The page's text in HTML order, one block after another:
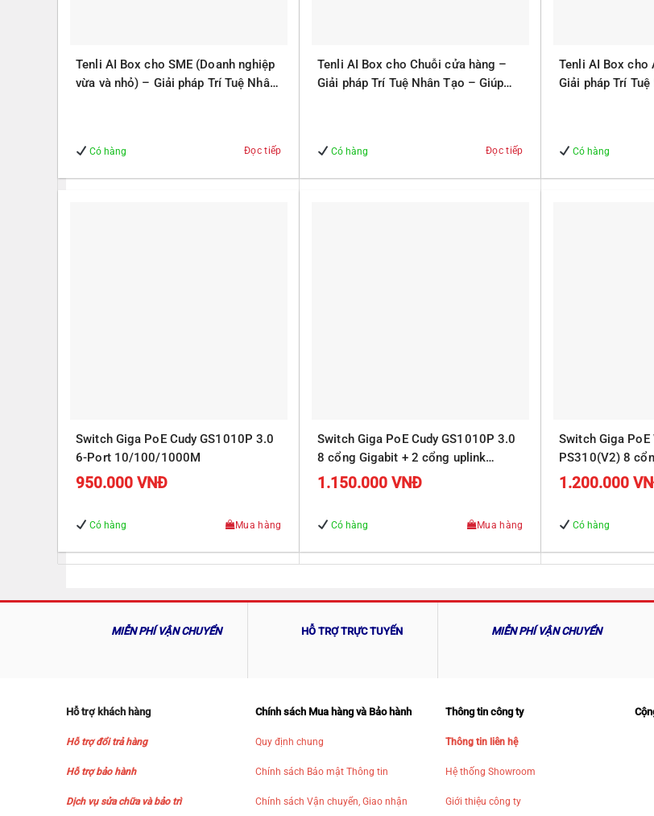
Tenli AI Box cho SME (Doanh nghiệp
vừa và nhỏ) – Giải pháp Trí Tuệ Nhân
Có hàng Đọc tiếp
Tenli AI Box cho Chuỗi cửa hàng –
Giải pháp Trí Tuệ Nhân Tạo – Giúp
Có hàng Đọc tiếp
Tenli AI Box cho
Giải pháp Trí
Có hàng
Switch Giga PoE Cudy GS1010P 3.0
6-Port 10/100/1000M
950.000VNĐ
Có hàng Mua hàng
Switch Giga PoE Cudy GS1010P 3.0
8 cổng Gigabit + 2 cổng uplink
Gigabit
1.150.000VNĐ
Có hàng Mua hàng
Switch Giga PoE
PS310(V2) 8
10/100/
1.200.000
Có hàng
MIỄN PHÍ VẬN CHUYỂN HỖ TRỢ TRỰC TUYẾN MIỄN PHÍ VẬN CHUYỂN
Hỗ trợ khách hàng
Hỗ trợ đổi trả hàng
Hỗ trợ bảo hành
Dịch vụ sửa chữa và bảo trì
Chính sách Mua hàng và Bảo hành
Quy định chung
Chính sách Bảo mật Thông tin
Chính sách Vận chuyển, Giao nhận
Thông tin công ty
Thông tin liên hệ
Hệ thống Showroom
Giới thiệu công ty